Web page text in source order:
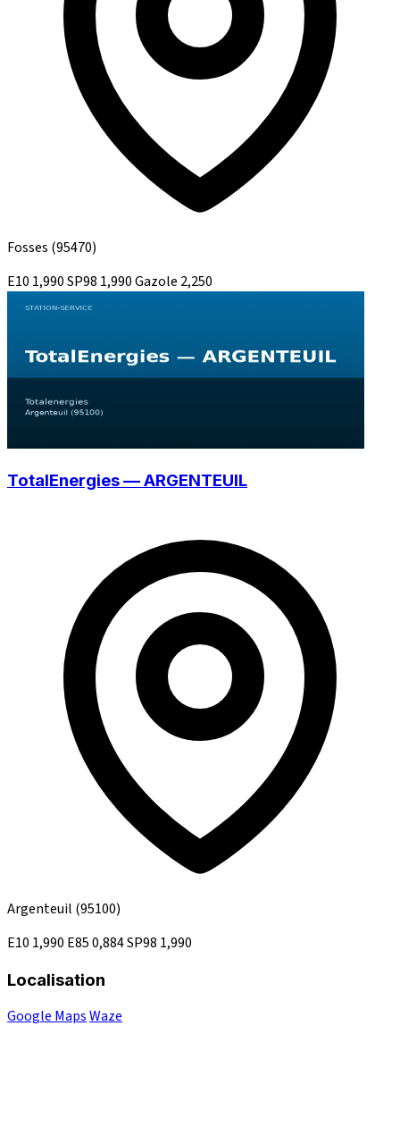
Fosses (95470)
E10 1,990SP98 1,990Gazole 2,250
TotalEnergies — ARGENTEUIL
Argenteuil (95100)
E10 1,990 E850,884SP98 1,990
Localisation
Google MapsWaze